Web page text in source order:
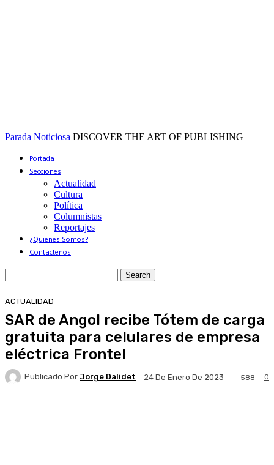
Parada Noticiosa DISCOVER THE ART OF PUBLISHING
Portada
Secciones
Actualidad
Cultura
Política
Columnistas
Reportajes
¿Quienes Somos?
Contactenos
ACTUALIDAD
SAR de Angol recibe Tótem de carga
gratuita para celulares de empresa
eléctrica Frontel
Publicado Por Jorge Dalidet 24 De Enero De 2023 0
588